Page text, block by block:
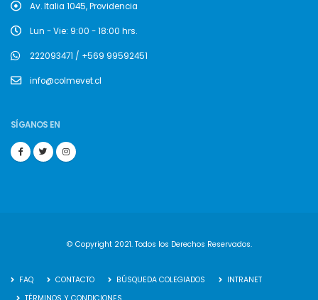
Av. Italia 1045, Providencia
Lun - Vie: 9:00 - 18:00 hrs.
222093471 / +569 99592451
info@colmevet.cl
SÍGANOS EN
© Copyright 2021. Todos los Derechos Reservados.
FAQ CONTACTO BÚSQUEDA COLEGIADOS
INTRANET